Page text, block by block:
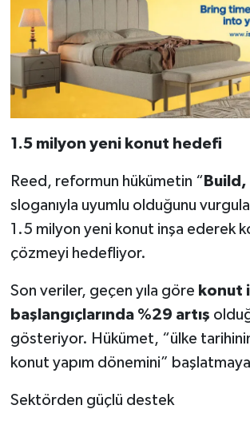
1.5 milyon yeni konut hedefi
Reed, reformun hükümetin “
sloganıyla uyumlu olduğunu
1.5 milyon yeni konut inşa ederek
çözmeyi hedefliyor.
Son veriler, geçen yıla göre konut
başlangıçlarında %29 artış
gösteriyor. Hükümet, “ülke
konut yapım dönemini” başlatmaya
Sektörden güçlü destek